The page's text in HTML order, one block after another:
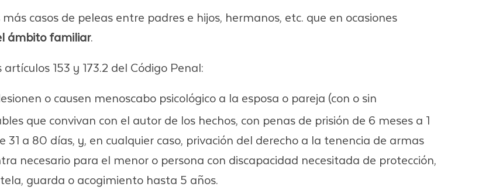
casos de peleas entre padres e hijos, hermanos, etc. que en ocasiones
ámbito familiar.
153 y 173.2 del Código Penal:
o causen menoscabo psicológico a la esposa o pareja (con o sin
que convivan con el autor de los hechos, con penas de prisión de 6 meses a 1
a 80 días, y, en cualquier caso, privación del derecho a la tenencia de armas
necesario para el menor o persona con discapacidad necesitada de protección,
guarda o acogimiento hasta 5 años.